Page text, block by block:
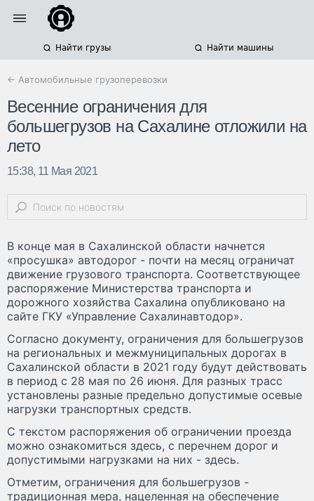
Найти грузы Найти машины
← Автомобильные грузоперевозки
Весенние ограничения для
большегрузов на Сахалине отложили на
лето
15:38, 11 Мая 2021
В конце мая в Сахалинской области начнется
«просушка» автодорог - почти на месяц ограничат
движение грузового транспорта. Соответствующее
распоряжение Министерства транспорта и
дорожного хозяйства Сахалина опубликовано на
сайте ГКУ «Управление Сахалинавтодор».
Согласно документу, ограничения для большегрузов
на региональных и межмуниципальных дорогах в
Сахалинской области в 2021 году будут действовать
в период с 28 мая по 26 июня. Для разных трасс
установлены разные предельно допустимые осевые
нагрузки транспортных средств.
С текстом распоряжения об ограничении проезда
можно ознакомиться здесь, с перечнем дорог и
допустимыми нагрузками на них - здесь.
Отметим, ограничения для большегрузов -
традиционная мера, нацеленная на обеспечение